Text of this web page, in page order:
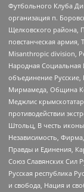
Футбольного Клуба
организация п.
Щелковского района,
повстанческая армия,
Misanthropic division,
Народная Социальная
объединение
Мирмамеда, Община
Меджлис
противодействии
Штольц, В честь
Независимость,
Правды и Единения,
Союз Славянских Сил
Русская республика
и свобода, Нация и